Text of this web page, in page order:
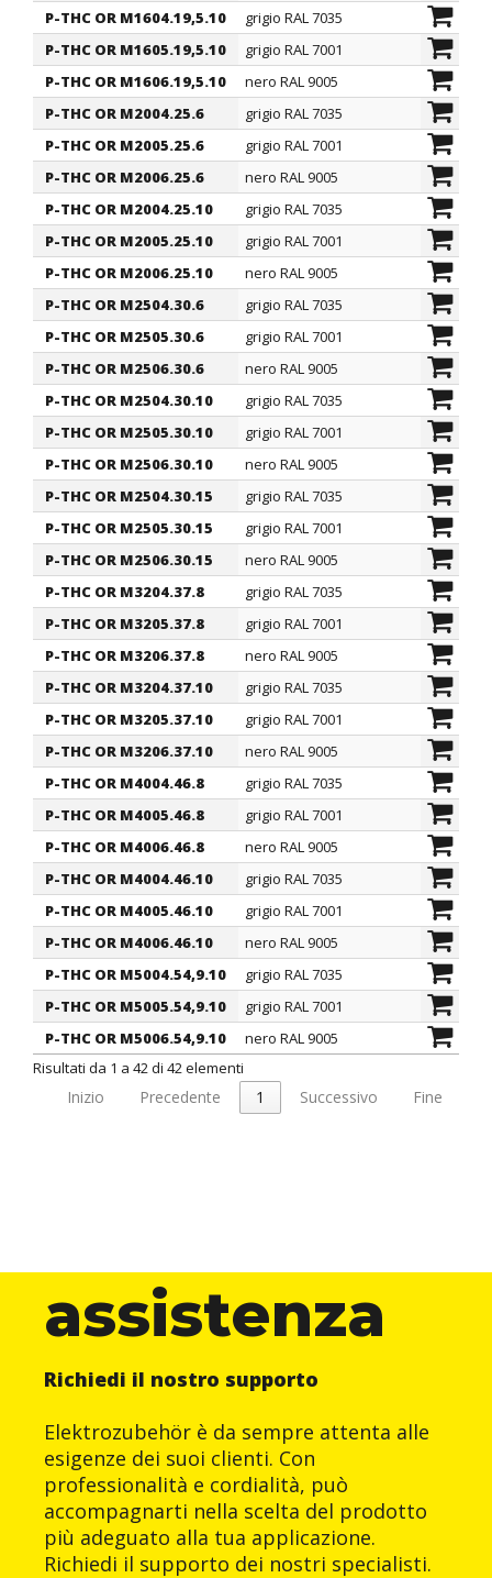
P-THC OR M1604.19,5.10 grigio RAL 7035
Metrico
P-THC OR M1605.19,5.10
grigio RAL 7001
Metrico
P-THC OR M1606.19,5.10
nero RAL 9005
Metrico
P-THC OR M2004.25.6
grigio RAL 7035
Metrico
P-THC OR M2005.25.6
grigio RAL 7001
Metrico
P-THC OR M2006.25.6
nero RAL 9005
Metrico
P-THC OR M2004.25.10
grigio RAL 7035
Metrico
P-THC OR M2005.25.10
grigio RAL 7001
Metrico
P-THC OR M2006.25.10
nero RAL 9005
Metrico
P-THC OR M2504.30.6
grigio RAL 7035
Metrico
P-THC OR M2505.30.6
grigio RAL 7001
Metrico
P-THC OR M2506.30.6
nero RAL 9005
Metrico
P-THC OR M2504.30.10
grigio RAL 7035
Metrico
P-THC OR M2505.30.10
grigio RAL 7001
Metrico
P-THC OR M2506.30.10
nero RAL 9005
Metrico
P-THC OR M2504.30.15
grigio RAL 7035
Metrico
P-THC OR M2505.30.15
grigio RAL 7001
Metrico
P-THC OR M2506.30.15
nero RAL 9005
Metrico
P-THC OR M3204.37.8
grigio RAL 7035
Metrico
P-THC OR M3205.37.8
grigio RAL 7001
Metrico
P-THC OR M3206.37.8
nero RAL 9005
Metrico
P-THC OR M3204.37.10
grigio RAL 7035
Metrico
P-THC OR M3205.37.10
grigio RAL 7001
Metrico
P-THC OR M3206.37.10
nero RAL 9005
Metrico
P-THC OR M4004.46.8
grigio RAL 7035
Metrico
P-THC OR M4005.46.8
grigio RAL 7001
Metrico
P-THC OR M4006.46.8
nero RAL 9005
Metrico
P-THC OR M4004.46.10
grigio RAL 7035
Metrico
P-THC OR M4005.46.10
grigio RAL 7001
Metrico
P-THC OR M4006.46.10
nero RAL 9005
Metrico
P-THC OR M5004.54,9.10
grigio RAL 7035
Metrico
P-THC OR M5005.54,9.10
grigio RAL 7001
Metrico
P-THC OR M5006.54,9.10
nero RAL 9005
Metrico
Risultati da 1 a 42 di 42 elementi
Inizio Precedente 1 Successivo Fine
assistenza
Richiedi il nostro supporto
Elektrozubehör è da sempre attenta alle
esigenze dei suoi clienti. Con
professionalità e cordialità, può
accompagnarti nella scelta del prodotto
più adeguato alla tua applicazione.
Richiedi il supporto dei nostri specialisti.